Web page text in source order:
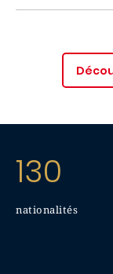
130
nationalités